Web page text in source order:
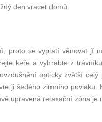
den vracet domů.
proto se vyplatí věnovat jí
keře a vyhrabte z
opticky zvětší celý
ji šedého zimního povlaku.
upravená relaxační zóna je